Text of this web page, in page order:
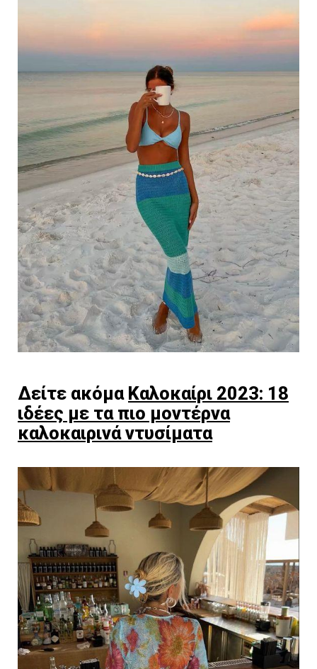
Δείτε ακόμα Καλοκαίρι 2023: 18
ιδέες με τα πιο μοντέρνα
καλοκαιρινά ντυσίματα